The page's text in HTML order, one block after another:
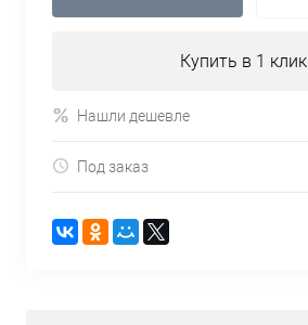
Купить в 1 клик
Нашли дешевле
Под заказ